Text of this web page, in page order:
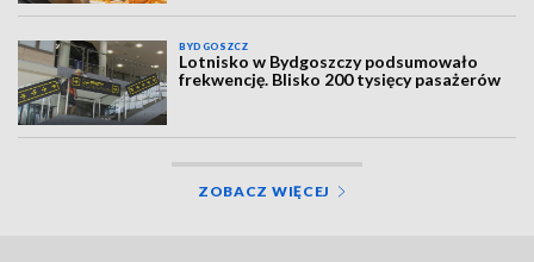
BYDGOSZCZ
Lotnisko w Bydgoszczy podsumowało
frekwencję. Blisko 200 tysięcy pasażerów
ZOBACZ WIĘCEJ